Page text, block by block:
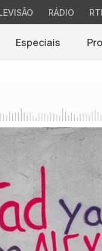
RÁDIO
Especiais